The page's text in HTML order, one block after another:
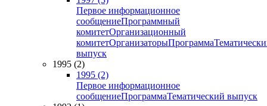
Первое информационное
сообщениеПрограммный
комитетОрганизационный
комитетОрганизаторыПрограмма
выпуск
1995 (2)
1995 (2)
Первое информационное
сообщениеПрограммаТематический выпуск